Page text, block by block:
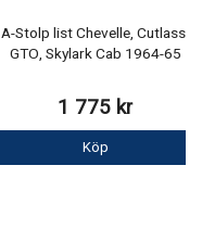
A-Stolp list Chevelle, Cutlass,
GTO, Skylark Cab 1964-65
1 775 kr
Köp